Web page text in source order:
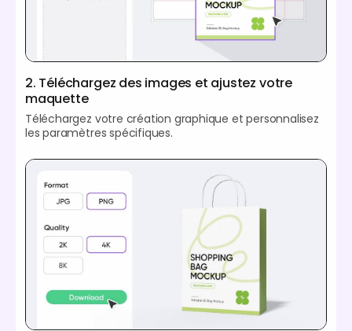
2. Téléchargez des images et ajustez votre
maquette
Téléchargez votre création graphique et personnalisez
les paramètres spécifiques.